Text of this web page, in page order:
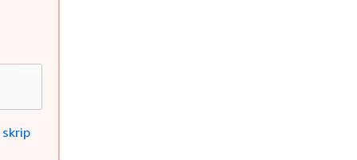
skrip